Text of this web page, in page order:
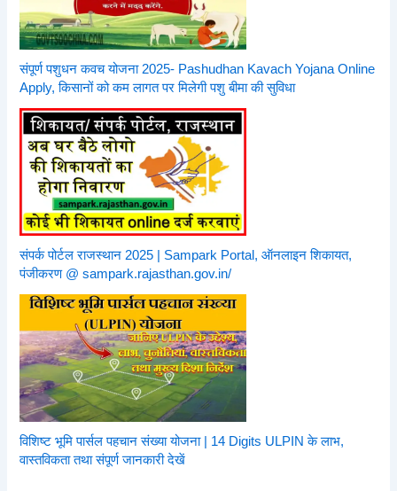
संपूर्ण पशुधन कवच योजना 2025- Pashudhan Kavach Yojana Online
Apply, किसानों को कम लागत पर मिलेगी पशु बीमा की सुविधा
संपर्क पोर्टल राजस्थान 2025 | Sampark Portal, ऑनलाइन शिकायत,
पंजीकरण @ sampark.rajasthan.gov.in/
विशिष्ट भूमि पार्सल पहचान संख्या योजना | 14 Digits ULPIN के लाभ,
वास्तविकता तथा संपूर्ण जानकारी देखें